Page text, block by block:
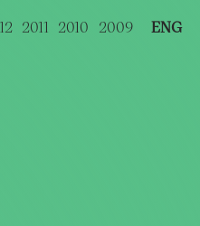
2011 2010 2009 ENG